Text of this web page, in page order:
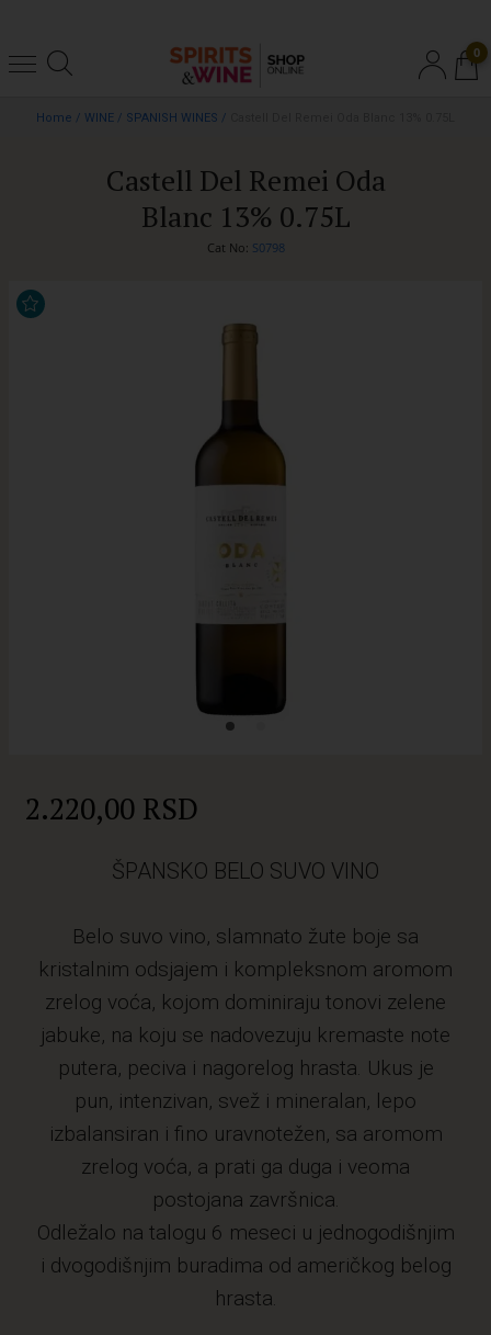
0
Home / WINE / SPANISH WINES /
Castell Del Remei Oda
Blanc 13% 0.75L
Cat No: S0798
2.220,00 RSD
ŠPANSKO BELO SUVO VINO
Belo suvo vino, slamnato žute boje sa
kristalnim odsjajem i kompleksnom aromom
zrelog voća, kojom dominiraju tonovi zelene
jabuke, na koju se nadovezuju kremaste note
putera, peciva i nagorelog hrasta. Ukus je
pun, intenzivan, svež i mineralan, lepo
izbalansiran i fino uravnotežen, sa aromom
zrelog voća, a prati ga duga i veoma
postojana završnica.
Odležalo na talogu 6 meseci u jednogodišnjim
i dvogodišnjim buradima od američkog belog
hrasta.